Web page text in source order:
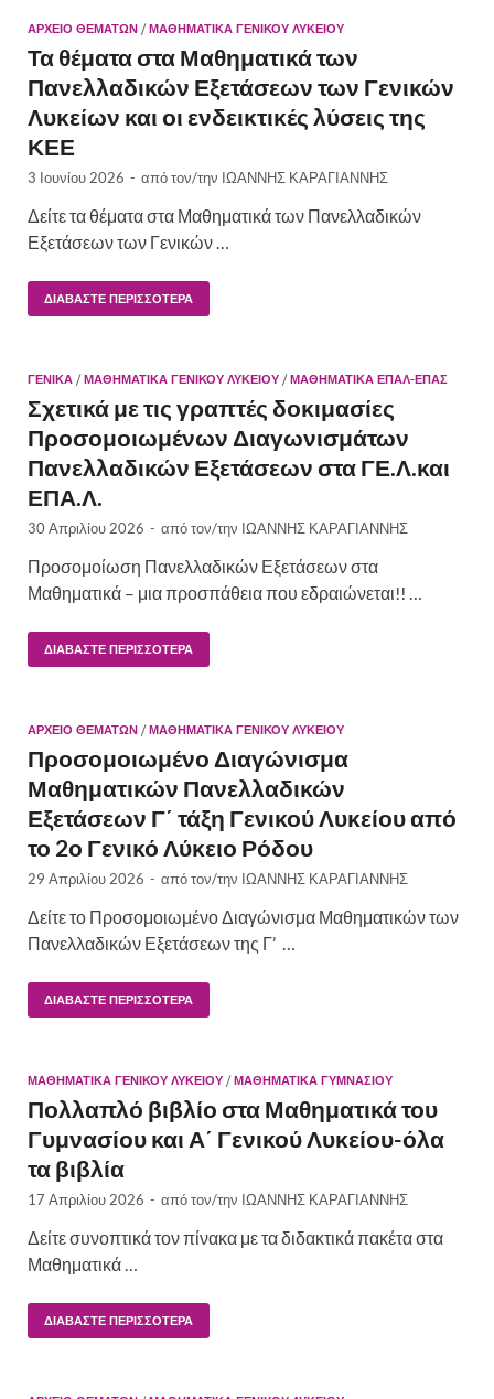
ΑΡΧΕΙΟ ΘΕΜΑΤΩΝ /ΜΑΘΗΜΑΤΙΚΆ ΓΕΝΙΚΟΎ ΛΥΚΕΊΟΥ
Τα θέματα στα Μαθηματικά των
Πανελλαδικών Εξετάσεων των Γενικών
Λυκείων και οι ενδεικτικές λύσεις της
ΚΕΕ
3 Ιουνίου 2026 - από τον/την ΙΩΑΝΝΗΣ ΚΑΡΑΓΙΑΝΝΗΣ
Δείτε τα θέματα στα Μαθηματικά των Πανελλαδικών
Εξετάσεων των Γενικών …
ΔΙΑΒΆΣΤΕ ΠΕΡΙΣΣΌΤΕΡΑ
ΓΕΝΙΚΆ /ΜΑΘΗΜΑΤΙΚΆ ΓΕΝΙΚΟΎ ΛΥΚΕΊΟΥ /ΜΑΘΗΜΑΤΙΚΆ ΕΠΑΛ-ΕΠΑΣ
Σχετικά με τις γραπτές δοκιμασίες
Προσομοιωμένων Διαγωνισμάτων
Πανελλαδικών Εξετάσεων στα ΓΕ.Λ.και
ΕΠΑ.Λ.
30 Απριλίου 2026 - από τον/την ΙΩΑΝΝΗΣ ΚΑΡΑΓΙΑΝΝΗΣ
Προσομοίωση Πανελλαδικών Εξετάσεων στα
Μαθηματικά – μια προσπάθεια που εδραιώνεται!! …
ΔΙΑΒΆΣΤΕ ΠΕΡΙΣΣΌΤΕΡΑ
ΑΡΧΕΙΟ ΘΕΜΑΤΩΝ /ΜΑΘΗΜΑΤΙΚΆ ΓΕΝΙΚΟΎ ΛΥΚΕΊΟΥ
Προσομοιωμένο Διαγώνισμα
Μαθηματικών Πανελλαδικών
Εξετάσεων Γ΄ τάξη Γενικού Λυκείου από
το 2ο Γενικό Λύκειο Ρόδου
29 Απριλίου 2026 - από τον/την ΙΩΑΝΝΗΣ ΚΑΡΑΓΙΑΝΝΗΣ
Δείτε το Προσομοιωμένο Διαγώνισμα Μαθηματικών των
Πανελλαδικών Εξετάσεων της Γ’ …
ΔΙΑΒΆΣΤΕ ΠΕΡΙΣΣΌΤΕΡΑ
ΜΑΘΗΜΑΤΙΚΆ ΓΕΝΙΚΟΎ ΛΥΚΕΊΟΥ /ΜΑΘΗΜΑΤΙΚΆ ΓΥΜΝΑΣΊΟΥ
Πολλαπλό βιβλίο στα Μαθηματικά του
Γυμνασίου και Α΄ Γενικού Λυκείου-όλα
τα βιβλία
17 Απριλίου 2026 - από τον/την ΙΩΑΝΝΗΣ ΚΑΡΑΓΙΑΝΝΗΣ
Δείτε συνοπτικά τον πίνακα με τα διδακτικά πακέτα στα
Μαθηματικά …
ΔΙΑΒΆΣΤΕ ΠΕΡΙΣΣΌΤΕΡΑ